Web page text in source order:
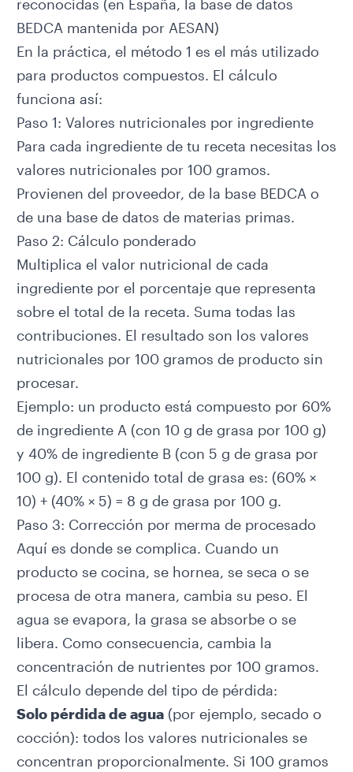
reconocidas (en España, la base de datos
BEDCA mantenida por AESAN)
En la práctica, el método 1 es el más utilizado
para productos compuestos. El cálculo
funciona así:
Paso 1: Valores nutricionales por ingrediente
Para cada ingrediente de tu receta necesitas los
valores nutricionales por 100 gramos.
Provienen del proveedor, de la base BEDCA o
de una base de datos de materias primas.
Paso 2: Cálculo ponderado
Multiplica el valor nutricional de cada
ingrediente por el porcentaje que representa
sobre el total de la receta. Suma todas las
contribuciones. El resultado son los valores
nutricionales por 100 gramos de producto sin
procesar.
Ejemplo: un producto está compuesto por 60%
de ingrediente A (con 10 g de grasa por 100 g)
y 40% de ingrediente B (con 5 g de grasa por
100 g). El contenido total de grasa es: (60% ×
10) + (40% × 5) = 8 g de grasa por 100 g.
Paso 3: Corrección por merma de procesado
Aquí es donde se complica. Cuando un
producto se cocina, se hornea, se seca o se
procesa de otra manera, cambia su peso. El
agua se evapora, la grasa se absorbe o se
libera. Como consecuencia, cambia la
concentración de nutrientes por 100 gramos.
El cálculo depende del tipo de pérdida:
Solo pérdida de agua(por ejemplo, secado o
cocción): todos los valores nutricionales se
concentran proporcionalmente. Si 100 gramos